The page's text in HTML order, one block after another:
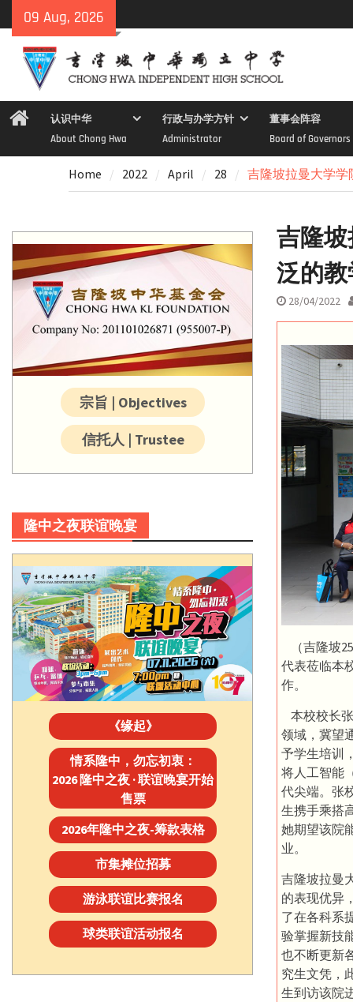
to
content
09 Aug, 2026
Home认识中华
About Chong Hwa
行政与办学方针
Administrator
董事会阵容
Board of Governors
Home 2022 April 28 吉隆坡拉曼大学学
吉隆
泛的
28/04/2022
（吉隆坡
代表莅临本
作。
本校校长
领域，冀望
予学生培训
将人工智能
代尖端。张
生携手乘搭
她期望该院
业。
吉隆坡拉曼
的表现优异
了在各科系
验掌握新技
也不断更新
究生文凭，
生到访该院
宗旨 | Objectives
信托人 | Trustee
隆中之夜联谊晚宴
《缘起》
情系隆中，勿忘初衷：
2026 隆中之夜 · 联谊晚宴开始
售票
2026年隆中之夜-筹款表格
市集摊位招募
游泳联谊比赛报名
球类联谊活动报名